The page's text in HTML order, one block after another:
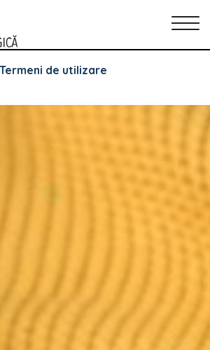
de cookie-uri
Termeni de utilizare